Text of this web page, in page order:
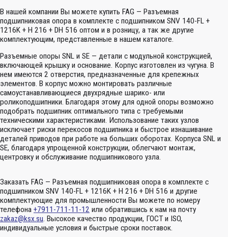
В нашей компании Вы можете купить FAG — Разъемная
подшипниковая опора в комплекте с подшипником SNV 140-FL +
1216K + H 216 + DH 516 оптом и в розницу, а так же другие
комплектующим, представленные в нашем каталоге.
Разъемные опоры SNL и SE — детали с модульной конструкцией,
включающей крышку и основание. Корпус изготовлен из чугуна. В
нем имеются 2 отверстия, предназначенные для крепежных
элементов. В корпус можно монтировать различные
самоустанавливающиеся двухрядные шарико- или
роликоподшипники. Благодаря этому для одной опоры возможно
подобрать подшипник оптимального типа с требуемыми
техническими характеристиками. Использование таких узлов
исключает риски перекосов подшипника и быстрое изнашивание
деталей приводов при работе на больших оборотах. Корпуса SNL и
SE, благодаря упрощенной конструкции, облегчают монтаж,
центровку и обслуживание подшипникового узла.
Заказать FAG — Разъемная подшипниковая опора в комплекте с
подшипником SNV 140-FL + 1216K + H 216 + DH 516 и другие
комплектующие для промышленности Вы можете по номеру
телефона +7911-711-11-12 или обратившись к нам на почту
zakaz@ksx.su. Высокое качество продукции, ГОСТ и ISO,
индивидуальные условия и быстрые сроки поставок.